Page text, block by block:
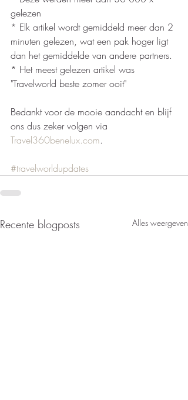
gelezen
* Elk artikel wordt gemiddeld meer dan 2
minuten gelezen, wat een pak hoger ligt
dan het gemiddelde van andere partners.
* Het meest gelezen artikel was
"Travelworld beste zomer ooit"
Bedankt voor de mooie aandacht en blijf
ons dus zeker volgen via
Travel360benelux.com.
#travelworldupdates
Recente blogposts Alles weergeven